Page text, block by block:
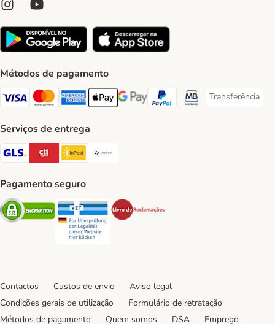
Métodos de pagamento
Visa Payment Method
Mastercard Payment Method
American Express Payment Method
Apple Pay Payment Method
Google Pay Payment Method
PayPal Payment Method
Multibanco Payment
Transferência
Transferência
Serviços de entrega
GLS Shipping Method
CTTExpress Shipping Method
InPost Shipping Method
Pagamento seguro
Security Security
Contactos Custos de envio
Aviso legal
Condições gerais de utilização
Formulário de retratação
Métodos de pagamento
Quem somos DSA Emprego